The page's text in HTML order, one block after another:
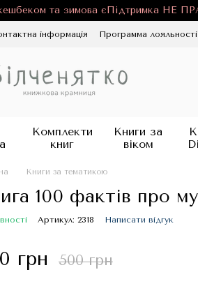
кешбеком та зимова єПідтримка НЕ
інформація Программа лояльності
Комплекти
книг
Книги за
віком
Книги за тематикою
100 фактів про
Артикул: 2318 Написати відгук
грн 500 грн